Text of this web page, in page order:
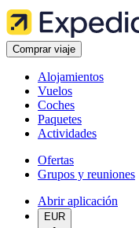
Comprar viaje
Alojamientos
Vuelos
Coches
Paquetes
Actividades
Ofertas
Grupos y reuniones
Abrir aplicación
EUR